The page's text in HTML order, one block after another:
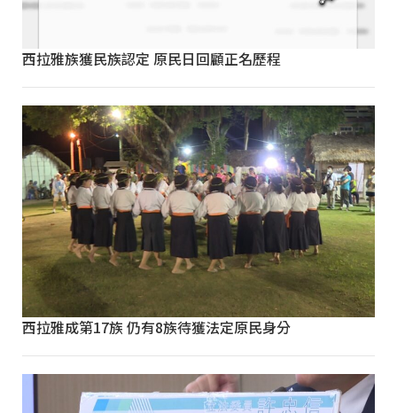
西拉雅族獲民族認定 原民日回顧正名歷程
西拉雅成第17族 仍有8族待獲法定原民身分